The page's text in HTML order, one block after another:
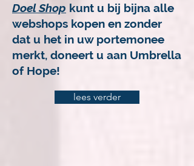
Doel Shop kunt u bij bijna alle
webshops kopen en zonder
dat u het in uw portemonee
merkt, doneert u aan Umbrella
of Hope!
lees verder